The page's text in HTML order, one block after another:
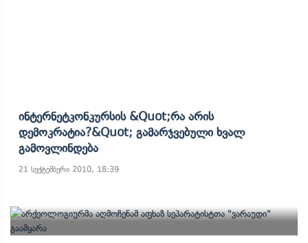
Ინტერნეტკონკურსის &quot;რა Არის
Დემოკრატია?&quot; Გამარჯვებული Ხვალ
Გამოვლინდება
21 სექტემბერი 2010, 18:39